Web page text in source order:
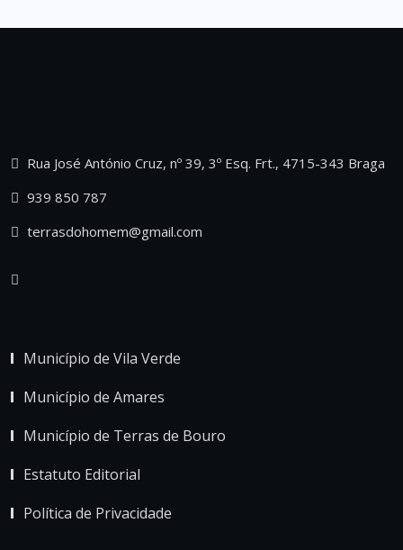
Rua José António Cruz, nº 39, 3º Esq. Frt., 4715-343 Braga
939 850 787
terrasdohomem@gmail.com
Município de Vila Verde
Município de Amares
Município de Terras de Bouro
Estatuto Editorial
Política de Privacidade